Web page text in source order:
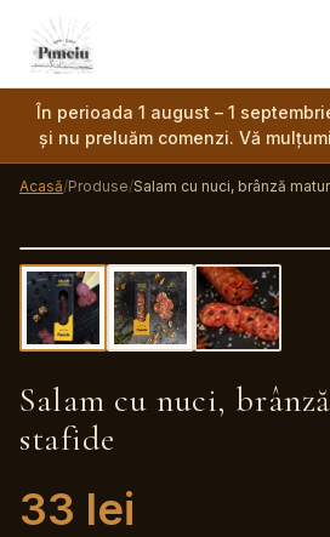
În perioada 1 august – 1
și nu preluăm comenzi. Vă
Acasă/Produse/Salam cu nuci, brânză
Salam cu nuci,
stafide
33 lei